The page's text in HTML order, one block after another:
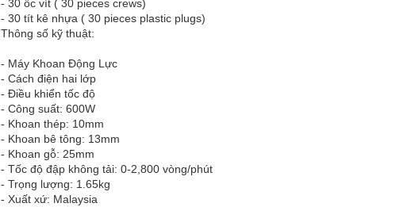
- 30 ốc vít ( 30 pieces crews)
- 30 tít kê nhựa ( 30 pieces plastic plugs)
Thông số kỹ thuật:
- Máy Khoan Động Lực
- Cách điện hai lớp
- Điều khiển tốc độ
- Công suất: 600W
- Khoan thép: 10mm
- Khoan bê tông: 13mm
- Khoan gỗ: 25mm
- Tốc độ đập không tải: 0-2,800 vòng/phút
- Trọng lượng: 1.65kg
- Xuất xứ: Malaysia